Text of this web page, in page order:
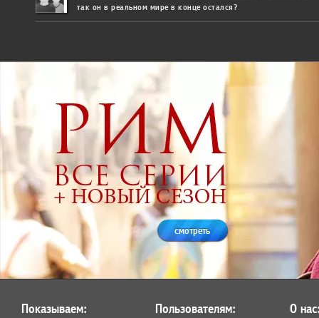
так он в реальном мире в конце остался?
смотреть
Показываем: Пользователям: О